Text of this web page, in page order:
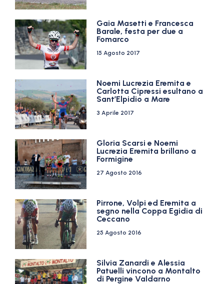
Gaia Masetti e Francesca
Barale, festa per due a
Fomarco
15 Agosto 2017
Noemi Lucrezia Eremita e
Carlotta Cipressi esultano a
Sant’Elpidio a Mare
3 Aprile 2017
Gloria Scarsi e Noemi
Lucrezia Eremita brillano a
Formigine
27 Agosto 2016
Pirrone, Volpi ed Eremita a
segno nella Coppa Egidia di
Ceccano
25 Agosto 2016
Silvia Zanardi e Alessia
Patuelli vincono a Montalto
di Pergine Valdarno